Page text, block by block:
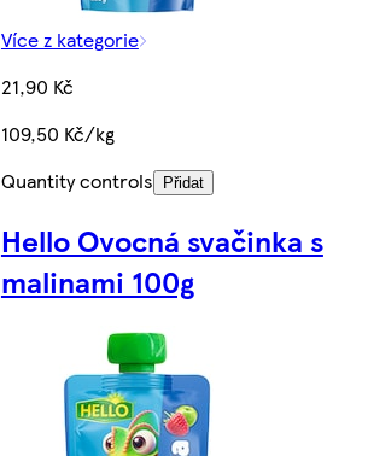
Více z kategorie
21,90 Kč
109,50 Kč/kg
Quantity controls
Přidat
Hello Ovocná svačinka s
malinami 100g